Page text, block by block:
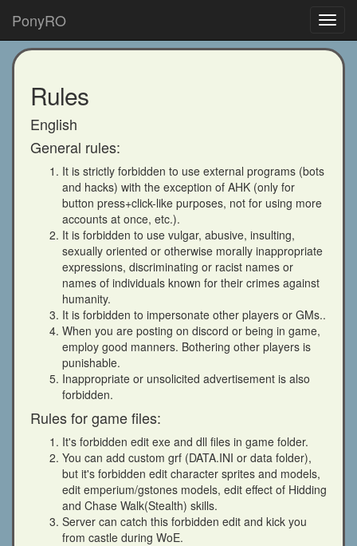
PonyRO
Rules
English
General rules:
It is strictly forbidden to use external programs (bots
and hacks) with the exception of AHK (only for
button press+click-like purposes, not for using more
accounts at once, etc.).
It is forbidden to use vulgar, abusive, insulting,
sexually oriented or otherwise morally inappropriate
expressions, discriminating or racist names or
names of individuals known for their crimes against
humanity.
It is forbidden to impersonate other players or GMs..
When you are posting on discord or being in game,
employ good manners. Bothering other players is
punishable.
Inappropriate or unsolicited advertisement is also
forbidden.
Rules for game files:
It's forbidden edit exe and dll files in game folder.
You can add custom grf (DATA.INI or data folder),
but it's forbidden edit character sprites and models,
edit emperium/gstones models, edit effect of Hidding
and Chase Walk(Stealth) skills.
Server can catch this forbidden edit and kick you
from castle during WoE.